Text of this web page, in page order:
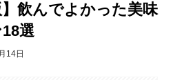
】飲んでよかった美味
選
14日